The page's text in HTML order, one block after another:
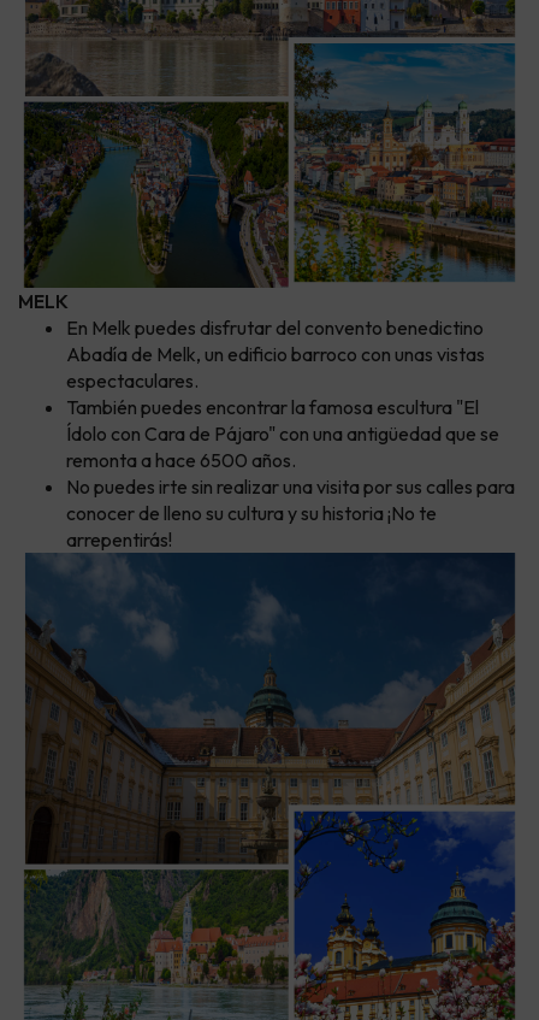
MELK
En Melk puedes disfrutar del convento benedictino
Abadía de Melk, un edificio barroco con unas vistas
espectaculares.
También puedes encontrar la famosa escultura "El
Ídolo con Cara de Pájaro" con una antigüedad que se
remonta a hace 6500 años.
No puedes irte sin realizar una visita por sus calles para
conocer de lleno su cultura y su historia ¡No te
arrepentirás!